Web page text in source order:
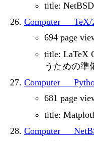
title:
694 page
title: LaTeX
うための準
681 page
title: